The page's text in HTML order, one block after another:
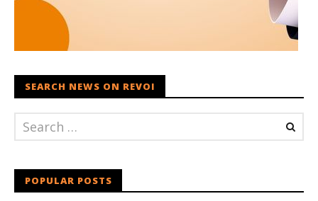
SEARCH NEWS ON REVOI
POPULAR POSTS